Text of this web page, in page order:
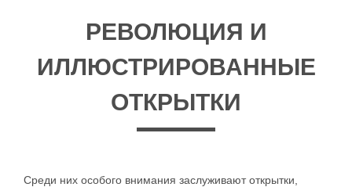
РЕВОЛЮЦИЯ И
ИЛЛЮСТРИРОВАННЫЕ
ОТКРЫТКИ
Среди них особого внимания заслуживают открытки,